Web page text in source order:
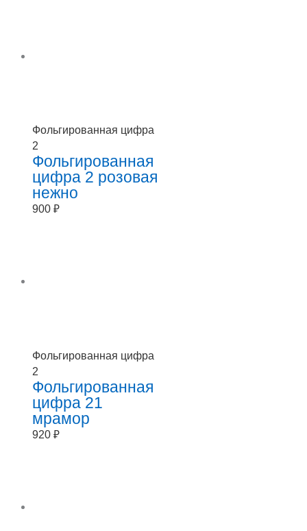
Фольгированная цифра
2
Фольгированная
цифра 2 розовая
нежно
900 ₽
Фольгированная цифра
2
Фольгированная
цифра 21
мрамор
920 ₽